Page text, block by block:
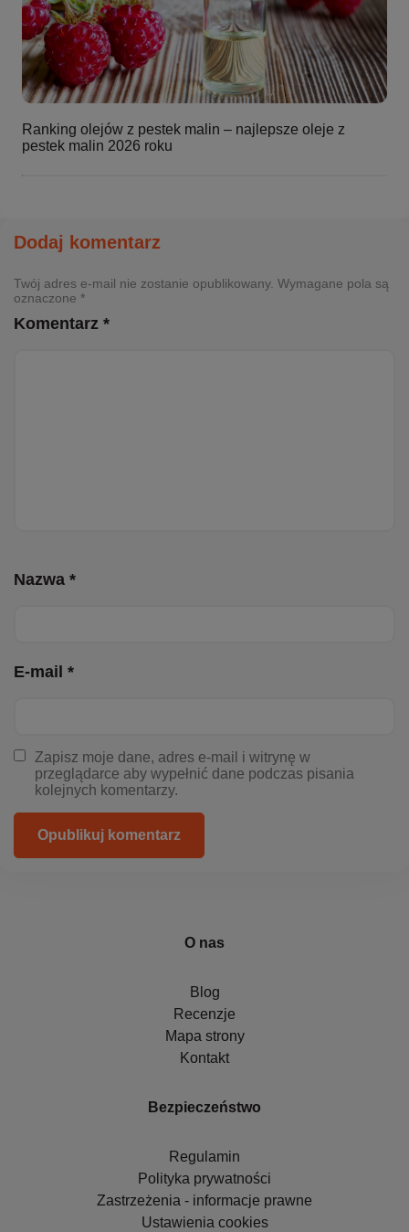
Ranking olejów z pestek malin – najlepsze oleje z
pestek malin 2026 roku
Dodaj komentarz
Twój adres e-mail nie zostanie opublikowany. Wymagane pola są
oznaczone *
Komentarz *
Nazwa *
E-mail *
Zapisz moje dane, adres e-mail i witrynę w
przeglądarce aby wypełnić dane podczas pisania
kolejnych komentarzy.
Opublikuj komentarz
O nas
Blog
Recenzje
Mapa strony
Kontakt
Bezpieczeństwo
Regulamin
Polityka prywatności
Zastrzeżenia - informacje prawne
Ustawienia cookies